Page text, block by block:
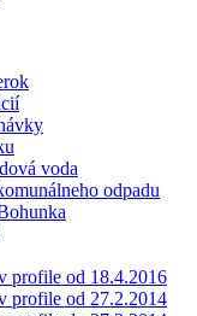
voda
odpadu
profile od 18.4.2016
profile od 27.2.2014